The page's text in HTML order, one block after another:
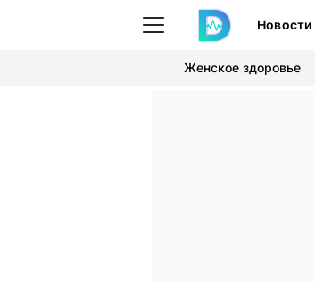
Новости
Женское здоровье